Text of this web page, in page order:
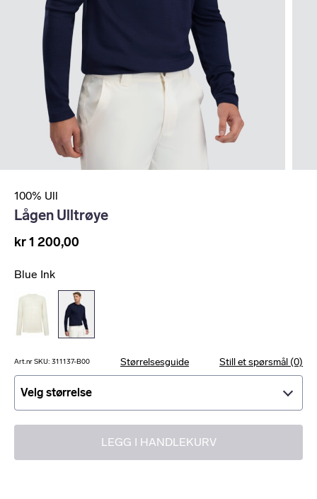
100% Ull
Lågen Ulltrøye
kr 1 200,00
Blue Ink
Art.nr SKU: 311137-B00 Størrelsesguide Still et spørsmål (0)
Velg størrelse
LEGG I HANDLEKURV